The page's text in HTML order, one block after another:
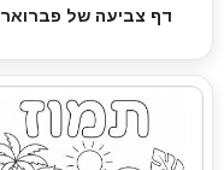
דף צביעה של פברואר